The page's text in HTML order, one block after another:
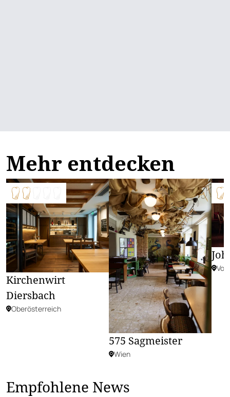
Mehr entdecken
Kirchenwirt
Diersbach
Oberösterreich
575 Sagmeister
Wien
Empfohlene News